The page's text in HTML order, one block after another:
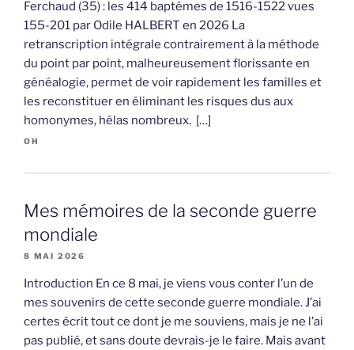
Ferchaud (35) : les 414 baptêmes de 1516-1522 vues
155-201 par Odile HALBERT en 2026 La
retranscription intégrale contrairement à la méthode
du point par point, malheureusement florissante en
généalogie, permet de voir rapidement les familles et
les reconstituer en éliminant les risques dus aux
homonymes, hélas nombreux. […]
OH
Mes mémoires de la seconde guerre
mondiale
8 MAI 2026
Introduction En ce 8 mai, je viens vous conter l’un de
mes souvenirs de cette seconde guerre mondiale. J’ai
certes écrit tout ce dont je me souviens, mais je ne l’ai
pas publié, et sans doute devrais-je le faire. Mais avant